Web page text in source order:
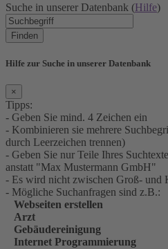
Suche in unserer Datenbank (Hilfe)
Finden
Hilfe zur Suche in unserer Datenbank
×
Tipps:
- Geben Sie mind. 4 Zeichen ein
- Kombinieren sie mehrere
durch Leerzeichen trennen)
- Geben Sie nur Teile Ihres
anstatt "Max Mustermann GmbH"
- Es wird nicht zwischen Groß- und
- Mögliche Suchanfragen sind z.B.:
Webseiten erstellen
Arzt
Gebäudereinigung
Internet Programmierung